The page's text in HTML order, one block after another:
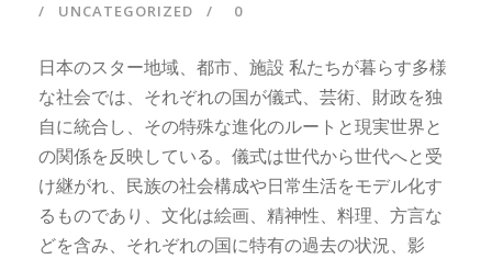
UNCATEGORIZED
0
日本のスター地域、都市、施設 私たちが暮らす多様
な社会では、それぞれの国が儀式、芸術、財政を独
自に統合し、その特殊な進化のルートと現実世界と
の関係を反映している。儀式は世代から世代へと受
け継がれ、民族の社会構成や日常生活をモデル化す
るものであり、文化は絵画、精神性、料理、方言な
どを含み、それぞれの国に特有の過去の状況、影